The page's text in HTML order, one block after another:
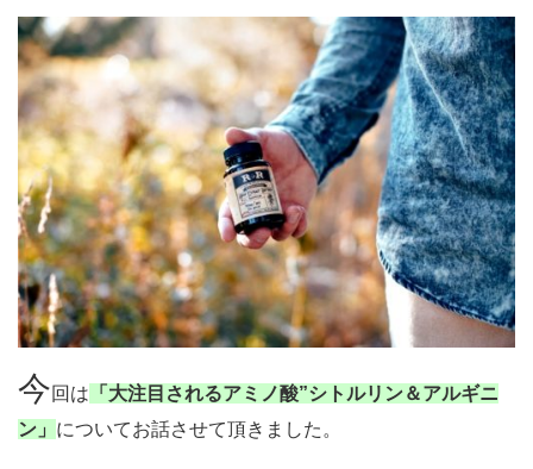
今回は 「大注目されるアミノ酸”シトルリン＆アルギニ
ン」 についてお話させて頂きました。